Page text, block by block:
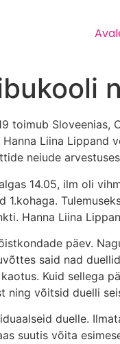
toimub
Hanna Liina Lippand
neiude
14.05, ilm oli
1.kohaga.
Hanna Liina
päev.
said nad
Kuid sellega
ning võitsid duelli
duelle.
suutis võita